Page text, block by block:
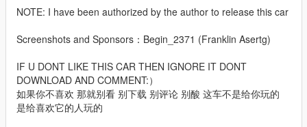
NOTE: I have been authorized by the author to release this car
Screenshots and Sponsors：Begin_2371 (Franklin Asertg)
IF U DONT LIKE THIS CAR THEN IGNORE IT DONT
DOWNLOAD AND COMMENT:）
如果你不喜欢 那就别看 别下载 别评论 别酸 这车不是给你玩的
是给喜欢它的人玩的